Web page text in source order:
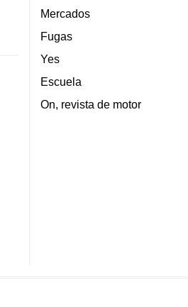
Mercados
Fugas
Yes
Escuela
On, revista de motor